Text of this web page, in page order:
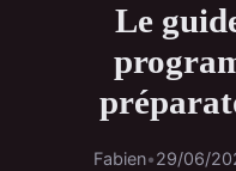
Le
Fabien•29/06/